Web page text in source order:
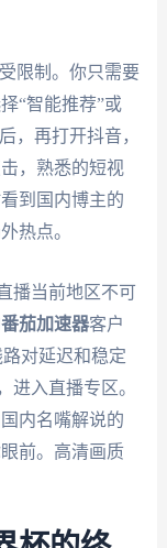
限制。你只需要
“智能推荐”或
，再打开抖音，
，熟悉的短视
到国内博主的
热点。
播当前地区不可
番茄加速器客户
对延迟和稳定
进入直播专区。
内名嘴解说的
前。高清画质